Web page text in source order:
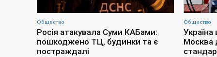
Общество
Росія атакувала Суми КАБами:
пошкоджено ТЦ, будинки та є
постраждалі
Общество
Москва